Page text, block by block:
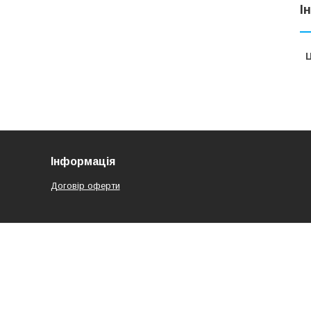
Інформація
Договір оферти